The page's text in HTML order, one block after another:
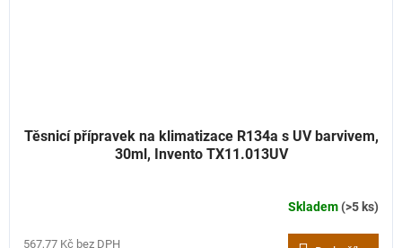
Těsnicí přípravek na klimatizace R134a s UV barvivem,
30ml, Invento TX11.013UV
Skladem(>5 ks)
567,77 Kč bez DPH